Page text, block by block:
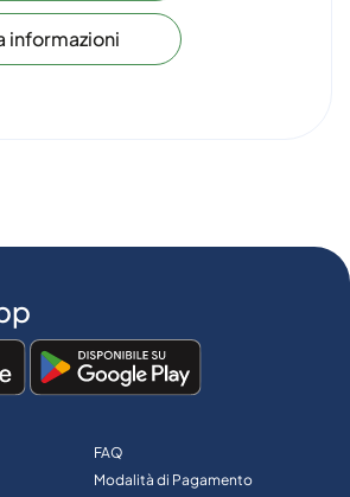
informazioni
FAQ
Modalità di Pagamento